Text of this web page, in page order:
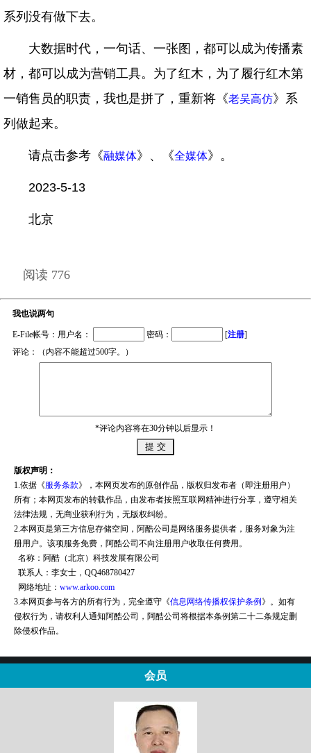
系列没有做下去。
大数据时代，一句话、一张图，都可以成为传播素
材，都可以成为营销工具。为了红木，为了履行红木第
一销售员的职责，我也是拼了，重新将《老吴高仿》系
列做起来。
请点击参考《融媒体》、《全媒体》。
2023-5-13
北京
阅读 776
我也说两句
E-File帐号：用户名： 密码： [注册]
评论：（内容不能超过500字。）
*评论内容将在30分钟以后显示！
版权声明：
1.依据《服务条款》，本网页发布的原创作品，版权归发布者（即注册用户）
所有；本网页发布的转载作品，由发布者按照互联网精神进行分享，遵守相关
法律法规，无商业获利行为，无版权纠纷。
2.本网页是第三方信息存储空间，阿酷公司是网络服务提供者，服务对象为注
册用户。该项服务免费，阿酷公司不向注册用户收取任何费用。
名称：阿酷（北京）科技发展有限公司
联系人：李女士，QQ468780427
网络地址： www.arkoo.com
3.本网页参与各方的所有行为，完全遵守《信息网络传播权保护条例 》。如有
侵权行为，请权利人通知阿酷公司，阿酷公司将根据本条例第二十二条规定删
除侵权作品。
会员